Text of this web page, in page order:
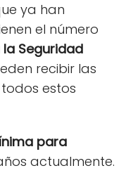
ya han
el número
Seguridad
recibir las
estos
para
actualmente.